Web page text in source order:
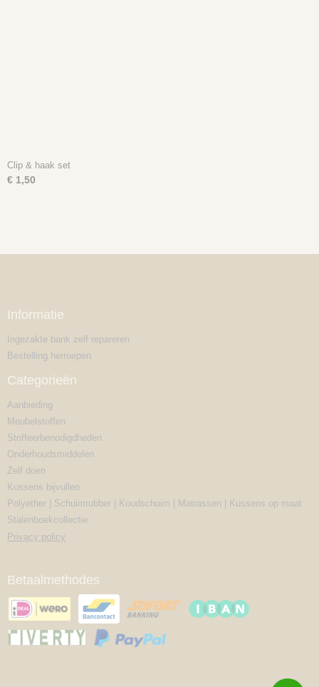
Clip & haak set
€ 1,50
Informatie
Ingezakte bank zelf repareren
Bestelling herroepen
Categorieën
Aanbieding
Meubelstoffen
Stoffeerbenodigdheden
Onderhoudsmiddelen
Zelf doen
Kussens bijvullen
Polyether | Schuimrubber | Koudschuim | Matrassen | Kussens op maat
Stalenboekcollectie
Privacy policy
Betaalmethodes